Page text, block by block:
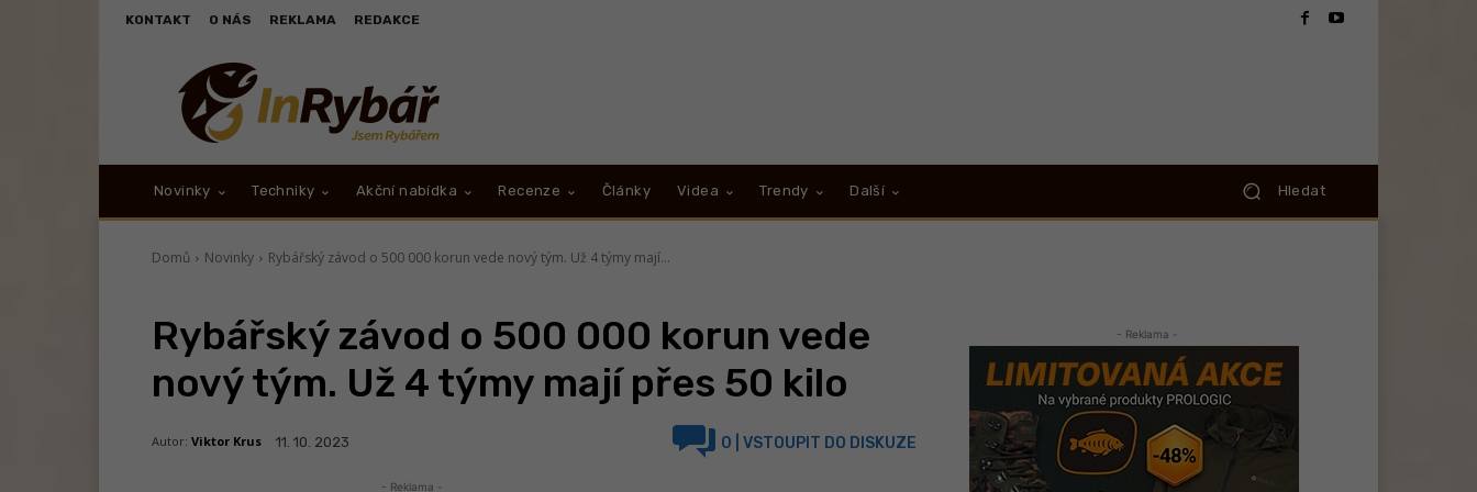
KONTAKT O NÁS REKLAMA REDAKCE
Novinky Techniky Akční nabídka Recenze Články Videa Trendy Další Hledat
Domů Novinky Rybářský závod o 500 000 korun vede nový tým. Už 4 týmy mají...
Rybářský závod o 500 000 korun vede
nový tým. Už 4 týmy mají přes 50 kilo
Autor: Viktor Krus 11. 10. 2023 0 | VSTOUPIT DO DISKUZE
- Reklama -
- Reklama -